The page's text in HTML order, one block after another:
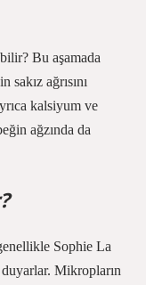
Bu aşamada
ağrısını
kalsiyum ve
ağzında da
Sophie La
Mikropların